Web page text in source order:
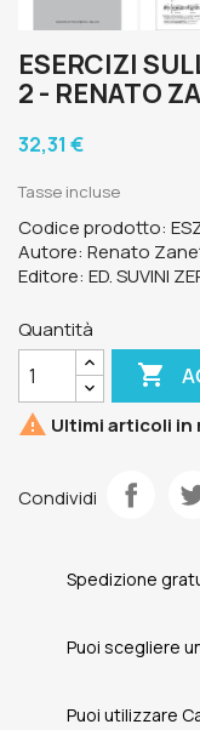
ESERCIZI
2 - RENATO
32,31 €
Tasse incluse
Codice prodotto:
Autore: Renato
Editore: ED. SUVINI
Quantità

 Ultimi articoli in
Condividi
Spedizione
Puoi scegliere
Puoi utilizzare